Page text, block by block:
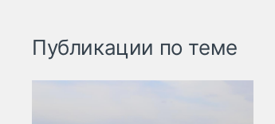
Публикации по теме